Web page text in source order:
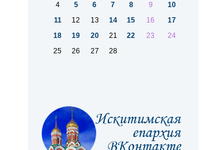
4
5 6 7 8 9
10
11
12 13 14 15 16
17
18
19 20 21 22 23
24
25
26 27 28